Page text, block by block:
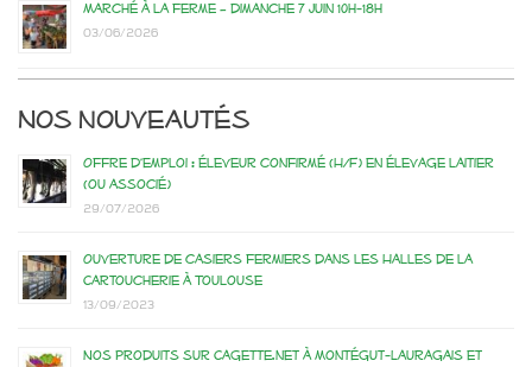
Marché à la ferme – dimanche 7 juin 10h-18h
03/06/2026
Nos nouveautés
Offre d’emploi : éleveur confirmé (H/F) en élevage laitier
(ou associé)
29/07/2026
Ouverture de casiers fermiers dans les Halles de la
Cartoucherie à Toulouse
13/09/2023
Nos produits sur Cagette.net à Montégut-Lauragais et